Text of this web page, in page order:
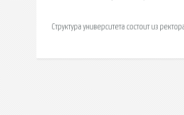
Структура университета состоит из